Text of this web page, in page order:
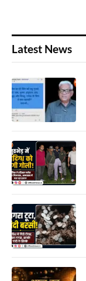
Latest News